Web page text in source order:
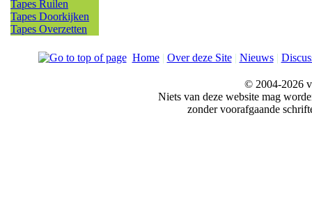
Tapes Ruilen
Tapes Doorkijken
Tapes Overzetten
Home| Over deze Site| Nieuws|
© 2004-2026
Niets van deze website mag
zonder voorafgaande